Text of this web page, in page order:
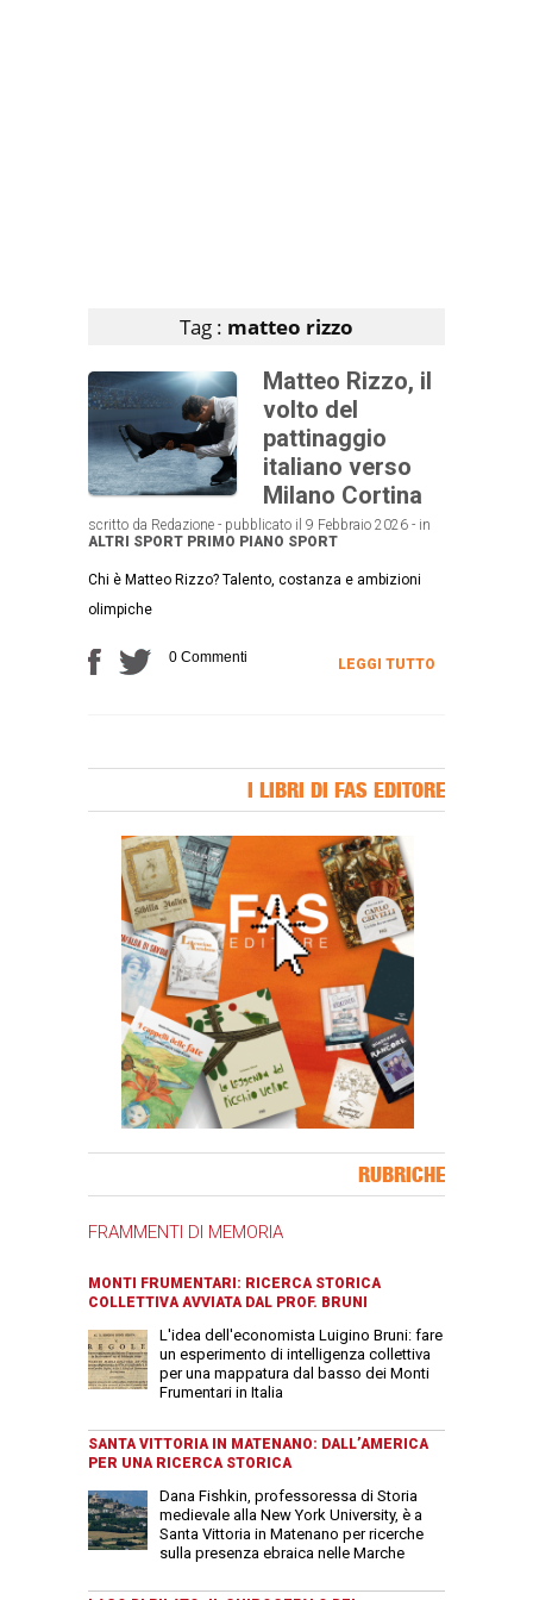
Tag : matteo rizzo
Matteo Rizzo, il
volto del
pattinaggio
italiano verso
Milano Cortina
scritto da Redazione - pubblicato il 9 Febbraio 2026 - in
ALTRI SPORT PRIMO PIANO SPORT
Chi è Matteo Rizzo? Talento, costanza e ambizioni
olimpiche
0 Commenti LEGGI TUTTO
I LIBRI DI FAS EDITORE
RUBRICHE
FRAMMENTI DI MEMORIA
MONTI FRUMENTARI: RICERCA STORICA
COLLETTIVA AVVIATA DAL PROF. BRUNI
L'idea dell'economista Luigino Bruni: fare
un esperimento di intelligenza collettiva
per una mappatura dal basso dei Monti
Frumentari in Italia
SANTA VITTORIA IN MATENANO: DALL’AMERICA
PER UNA RICERCA STORICA
Dana Fishkin, professoressa di Storia
medievale alla New York University, è a
Santa Vittoria in Matenano per ricerche
sulla presenza ebraica nelle Marche